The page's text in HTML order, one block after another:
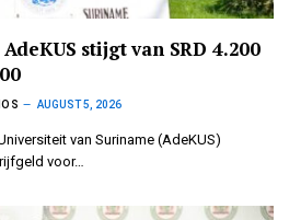
stijgt van SRD 4.200
AUGUST 5, 2026
van Suriname (AdeKUS)
voor…